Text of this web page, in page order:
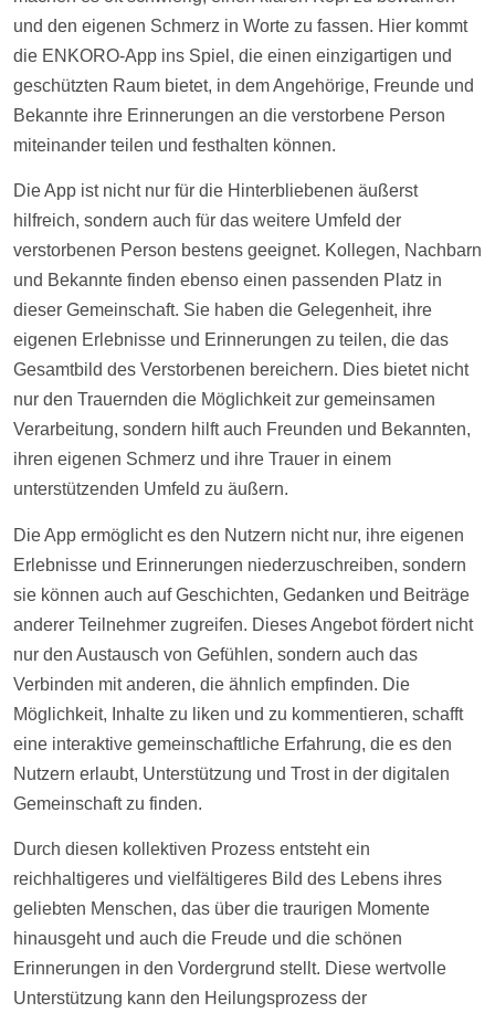
und den eigenen Schmerz in Worte zu fassen. Hier kommt
die ENKORO-App ins Spiel, die einen einzigartigen und
geschützten Raum bietet, in dem Angehörige, Freunde und
Bekannte ihre Erinnerungen an die verstorbene Person
miteinander teilen und festhalten können.
Die App ist nicht nur für die Hinterbliebenen äußerst
hilfreich, sondern auch für das weitere Umfeld der
verstorbenen Person bestens geeignet. Kollegen, Nachbarn
und Bekannte finden ebenso einen passenden Platz in
dieser Gemeinschaft. Sie haben die Gelegenheit, ihre
eigenen Erlebnisse und Erinnerungen zu teilen, die das
Gesamtbild des Verstorbenen bereichern. Dies bietet nicht
nur den Trauernden die Möglichkeit zur gemeinsamen
Verarbeitung, sondern hilft auch Freunden und Bekannten,
ihren eigenen Schmerz und ihre Trauer in einem
unterstützenden Umfeld zu äußern.
Die App ermöglicht es den Nutzern nicht nur, ihre eigenen
Erlebnisse und Erinnerungen niederzuschreiben, sondern
sie können auch auf Geschichten, Gedanken und Beiträge
anderer Teilnehmer zugreifen. Dieses Angebot fördert nicht
nur den Austausch von Gefühlen, sondern auch das
Verbinden mit anderen, die ähnlich empfinden. Die
Möglichkeit, Inhalte zu liken und zu kommentieren, schafft
eine interaktive gemeinschaftliche Erfahrung, die es den
Nutzern erlaubt, Unterstützung und Trost in der digitalen
Gemeinschaft zu finden.
Durch diesen kollektiven Prozess entsteht ein
reichhaltigeres und vielfältigeres Bild des Lebens ihres
geliebten Menschen, das über die traurigen Momente
hinausgeht und auch die Freude und die schönen
Erinnerungen in den Vordergrund stellt. Diese wertvolle
Unterstützung kann den Heilungsprozess der